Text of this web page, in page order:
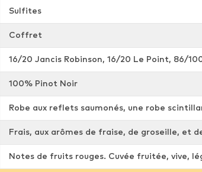
Sulfites
Coffret
16/20 Jancis Robinson, 16/20 Le Point, 86/
100% Pinot Noir
Robe aux reflets saumonés, une robe
Frais, aux arômes de fraise, de groseille, et
Notes de fruits rouges. Cuvée fruitée, vive,